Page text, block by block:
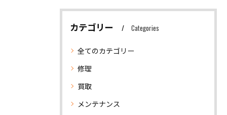
カテゴリー Categories
全てのカテゴリー
修理
買取
メンテナンス